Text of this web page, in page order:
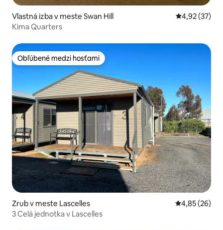
Vlastná izba v meste Swan Hill Priemerné
4,92 (37)
Kima Quarters
Obľúbené medzi hosťami
Obľúbené medzi hosťami
Zrub v meste Lascelles Priemerné
4,85 (26)
3 Celá jednotka v Lascelles